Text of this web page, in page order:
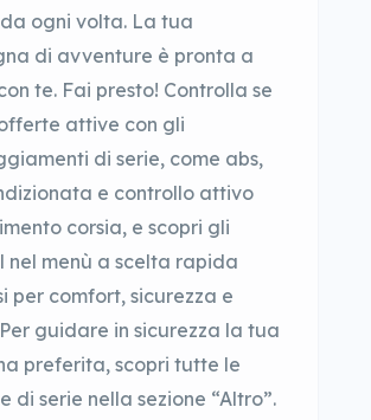
ogni volta. La tua
di avventure è pronta a
te. Fai presto! Controlla se
attive con gli
di serie, come abs,
e controllo attivo
corsia, e scopri gli
nel menù a scelta rapida
per comfort, sicurezza e
guidare in sicurezza la tua
preferita, scopri tutte le
di serie nella sezione “Altro”.